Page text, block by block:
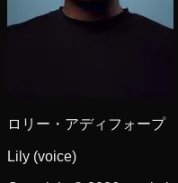
ロリー・アディフォープ
Lily (voice)